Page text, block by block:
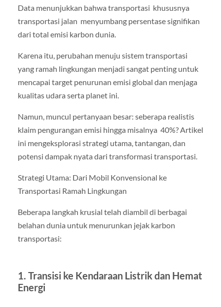
Data menunjukkan bahwa transportasi khususnya
transportasi jalan menyumbang persentase signifikan
dari total emisi karbon dunia.
Karena itu, perubahan menuju sistem transportasi
yang ramah lingkungan menjadi sangat penting untuk
mencapai target penurunan emisi global dan menjaga
kualitas udara serta planet ini.
Namun, muncul pertanyaan besar: seberapa realistis
klaim pengurangan emisi hingga misalnya 40%? Artikel
ini mengeksplorasi strategi utama, tantangan, dan
potensi dampak nyata dari transformasi transportasi.
Strategi Utama: Dari Mobil Konvensional ke
Transportasi Ramah Lingkungan
Beberapa langkah krusial telah diambil di berbagai
belahan dunia untuk menurunkan jejak karbon
transportasi:
1. Transisi ke Kendaraan Listrik dan Hemat
Energi